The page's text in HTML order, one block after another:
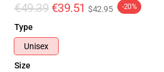
€49.39 €39.51 $42.95 -20%
Type
Unisex
Size